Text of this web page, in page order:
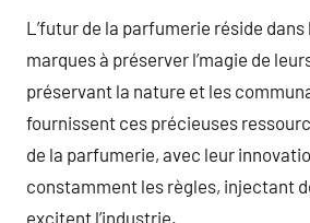
L’futur de la parfumerie réside
marques à préserver l’magie de
préservant la nature et les
fournissent ces précieuses
de la parfumerie, avec leur
constamment les règles, injectant
excitent l’industrie.